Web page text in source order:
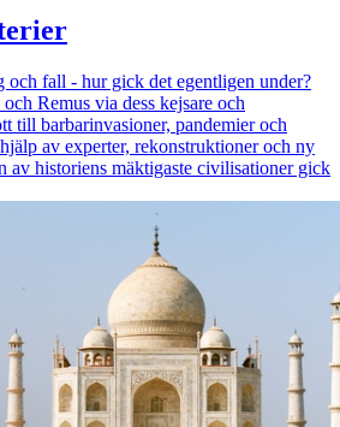
och fall - hur gick det egentligen under?
Remus via dess kejsare och
till barbarinvasioner, pandemier och
av experter, rekonstruktioner och ny
av historiens mäktigaste civilisationer gick